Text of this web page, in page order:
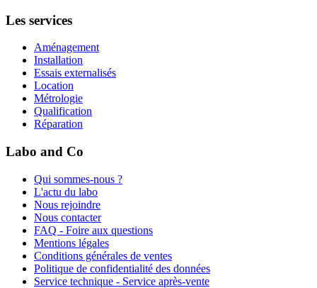
Les services
Aménagement
Installation
Essais externalisés
Location
Métrologie
Qualification
Réparation
Labo and Co
Qui sommes-nous ?
L'actu du labo
Nous rejoindre
Nous contacter
FAQ - Foire aux questions
Mentions légales
Conditions générales de ventes
Politique de confidentialité des données
Service technique - Service après-vente